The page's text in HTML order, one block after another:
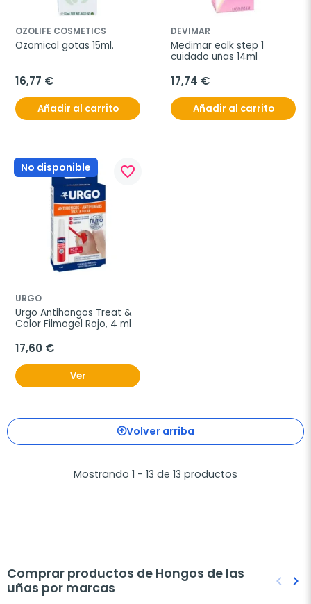
OZOLIFE COSMETICS
Ozomicol gotas 15ml.
16,77 €
Añadir al carrito
DEVIMAR
Medimar ealk step 1
cuidado uñas 14ml
17,74 €
Añadir al carrito
No disponible favorite_border
URGO
Urgo Antihongos Treat &
Color Filmogel Rojo, 4 ml
17,60 €
Ver
Volver arriba
Mostrando 1 - 13 de 13 productos
Comprar productos de Hongos de las
uñas por marcas
keyboard_arrow_left keyboard_arrow_right